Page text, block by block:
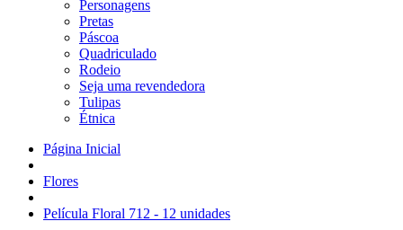
Personagens
Pretas
Páscoa
Quadriculado
Rodeio
Seja uma revendedora
Tulipas
Étnica
Página Inicial
Flores
Película Floral 712 - 12 unidades